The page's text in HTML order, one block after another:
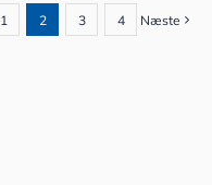
1 2 3 4 Næste